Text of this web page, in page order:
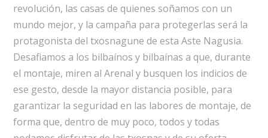
revolución, las casas de quienes soñamos con un
mundo mejor, y la campaña para protegerlas será la
protagonista del txosnagune de esta Aste Nagusia.
Desafiamos a los bilbaínos y bilbaínas a que, durante
el montaje, miren al Arenal y busquen los indicios de
ese gesto, desde la mayor distancia posible, para
garantizar la seguridad en las labores de montaje, de
forma que, dentro de muy poco, todos y todas